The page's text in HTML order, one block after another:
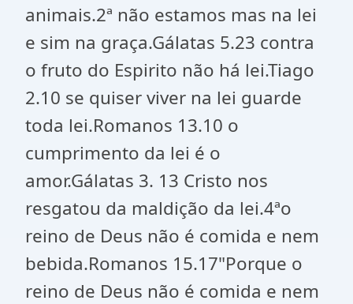
animais.2ª não estamos mas na lei
e sim na graça.Gálatas 5.23 contra
o fruto do Espirito não há lei.Tiago
2.10 se quiser viver na lei guarde
toda lei.Romanos 13.10 o
cumprimento da lei é o
amor.Gálatas 3. 13 Cristo nos
resgatou da maldição da lei.4ªo
reino de Deus não é comida e nem
bebida.Romanos 15.17"Porque o
reino de Deus não é comida e nem